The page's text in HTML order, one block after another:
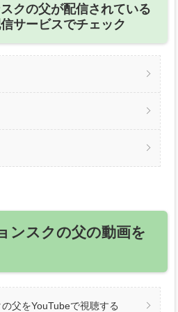
クの父が配信されている
サービスでチェック
ンスクの父の動画を
父をYouTubeで視聴する